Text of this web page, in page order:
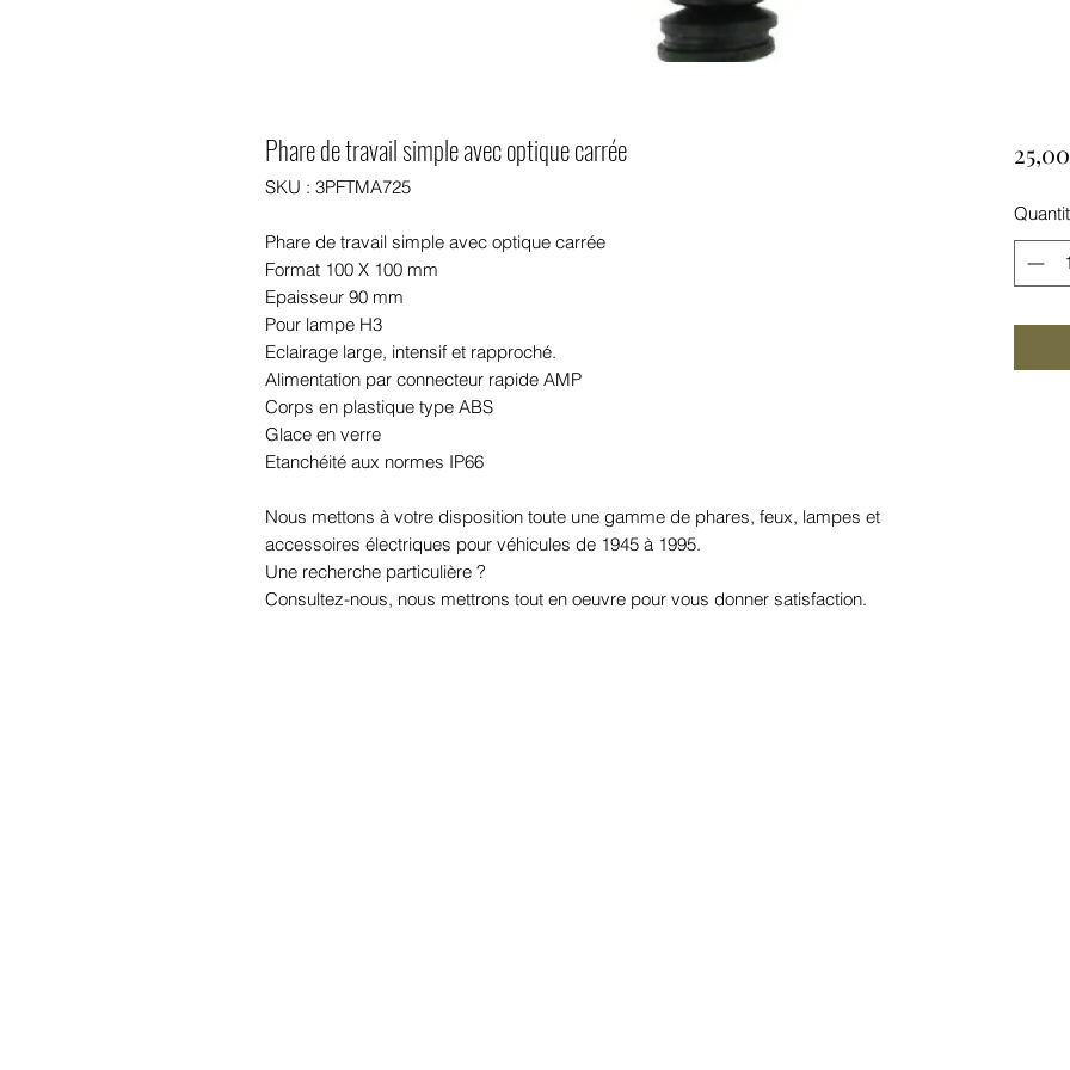
Phare de travail simple avec optique carrée
SKU : 3PFTMA725
Phare de travail simple avec optique carrée
Format 100 X 100 mm
Epaisseur 90 mm
Pour lampe H3
Eclairage large, intensif et rapproché.
Alimentation par connecteur rapide AMP
Corps en plastique type ABS
Glace en verre
Etanchéité aux normes IP66
Nous mettons à votre disposition toute une gamme de phares, feux, lampes et
accessoires électriques pour véhicules de 1945 à 1995.
Une recherche particulière ?
Consultez-nous, nous mettrons tout en oeuvre pour vous donner satisfaction.